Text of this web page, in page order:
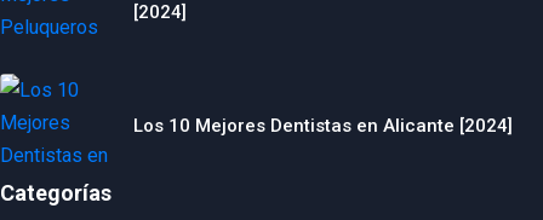
[2024]
Los 10 Mejores Dentistas en Alicante [2024]
Categorías